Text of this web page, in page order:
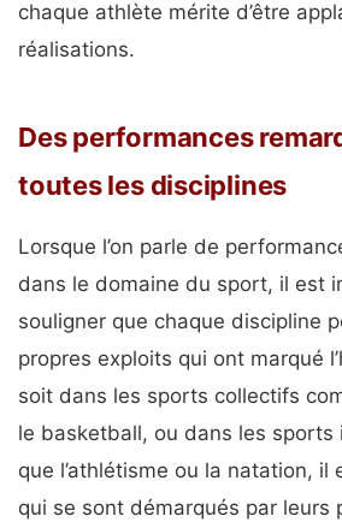
chaque athlète mérite d’être
réalisations.
Des performances
toutes les disciplines
Lorsque l’on parle de
dans le domaine du sport, il est
souligner que chaque discipline
propres exploits qui ont marqué
soit dans les sports collectifs
le basketball, ou dans les sports
que l’athlétisme ou la natation, il
qui se sont démarqués par leurs